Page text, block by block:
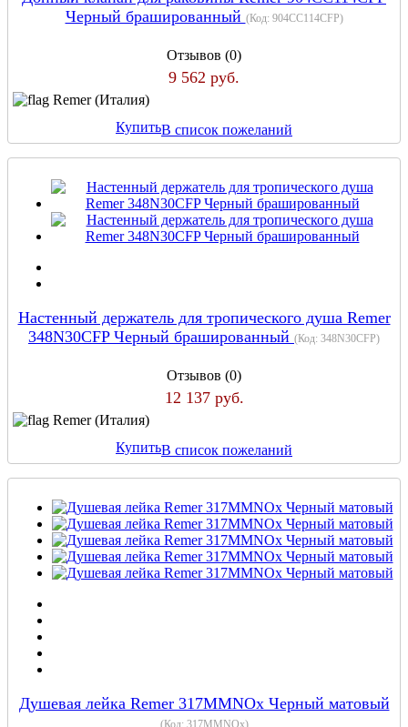
Черный брашированный (Код: 904CC114CFP)
Отзывов (0)
9 562 руб.
Remer (Италия)
КупитьВ список пожеланий
Настенный держатель для тропического душа Remer
348N30CFP Черный брашированный (Код: 348N30CFP)
Отзывов (0)
12 137 руб.
Remer (Италия)
КупитьВ список пожеланий
Душевая лейка Remer 317MMNOx Черный матовый
(Код: 317MMNOx)